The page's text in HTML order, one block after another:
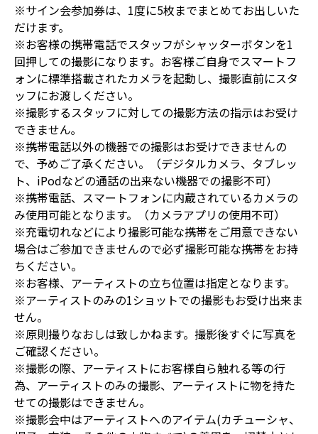
※サイン会参加券は、1度に5枚までまとめてお出しいた
だけます。
※お客様の携帯電話でスタッフがシャッターボタンを1
回押しての撮影になります。お客様ご自身でスマートフ
ォンに標準搭載されたカメラを起動し、撮影直前にスタ
ッフにお渡しください。
※撮影するスタッフに対しての撮影方法の指示はお受け
できません｡
※携帯電話以外の機器での撮影はお受けできませんの
で、予めご了承ください。（デジタルカメラ、タブレッ
ト、iPodなどの通話の出来ない機器での撮影不可）
※携帯電話、スマートフォンに内蔵されているカメラの
み使用可能となります。（カメラアプリの使用不可）
※充電切れなどにより撮影可能な携帯をご用意できない
場合はご参加できませんので必ず撮影可能な携帯をお持
ちください。
※お客様、アーティストの立ち位置は指定となります。
※アーティストのみの1ショットでの撮影もお受け出来ま
せん。
※原則撮りなおしは致しかねます。撮影後すぐに写真を
ご確認ください。
※撮影の際、アーティストにお客様自ら触れる等の行
為、アーティストのみの撮影、アーティストに物を持た
せての撮影はできません。
※撮影会中はアーティストへのアイテム(カチューシャ、